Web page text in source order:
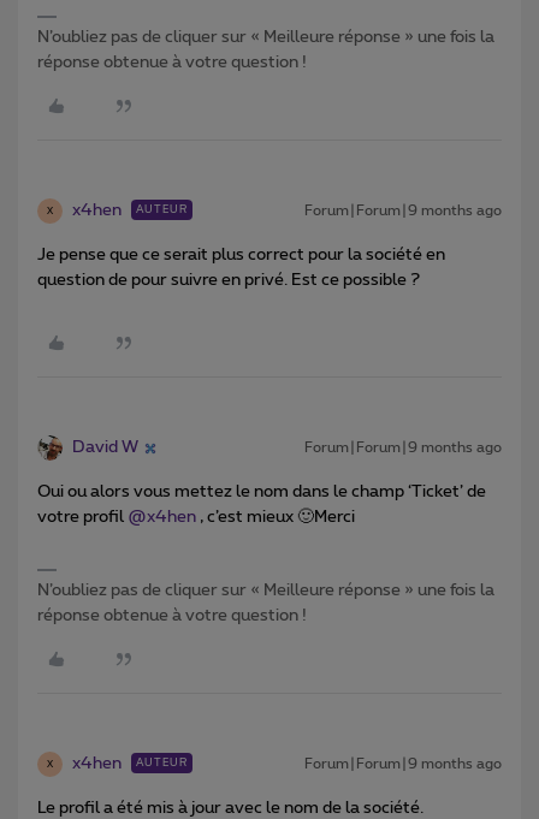
N’oubliez pas de cliquer sur « Meilleure réponse » une fois la
réponse obtenue à votre question !
X x4hen AUTEUR Forum|Forum|9 months ago
Je pense que ce serait plus correct pour la société en
question de pour suivre en privé. Est ce possible ?
David W Forum|Forum|9 months ago
Oui ou alors vous mettez le nom dans le champ ‘Ticket’ de
votre profil ​ @x4hen , c’est mieux 🙂Merci
N’oubliez pas de cliquer sur « Meilleure réponse » une fois la
réponse obtenue à votre question !
X x4hen AUTEUR Forum|Forum|9 months ago
Le profil a été mis à jour avec le nom de la société.